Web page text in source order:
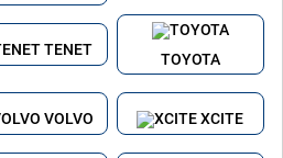
TENET
TOYOTA
VOLVO XCITE